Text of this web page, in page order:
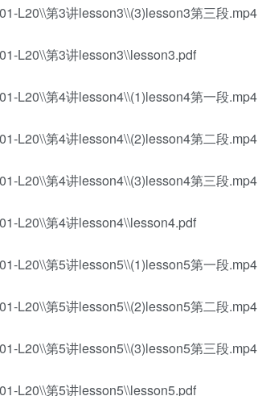
L20\\第3讲lesson3\\(3)lesson3第三段.mp4
L20\\第3讲lesson3\\lesson3.pdf
L20\\第4讲lesson4\\(1)lesson4第一段.mp4
L20\\第4讲lesson4\\(2)lesson4第二段.mp4
L20\\第4讲lesson4\\(3)lesson4第三段.mp4
L20\\第4讲lesson4\\lesson4.pdf
L20\\第5讲lesson5\\(1)lesson5第一段.mp4
L20\\第5讲lesson5\\(2)lesson5第二段.mp4
L20\\第5讲lesson5\\(3)lesson5第三段.mp4
L20\\第5讲lesson5\\lesson5.pdf